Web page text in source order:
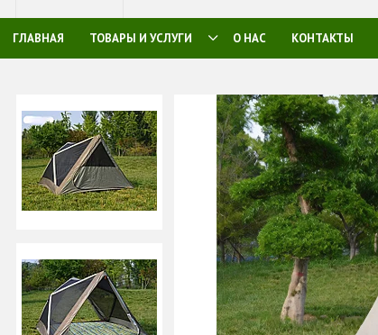
ГЛАВНАЯ ТОВАРЫ И УСЛУГИ О НАС КОНТАКТЫ